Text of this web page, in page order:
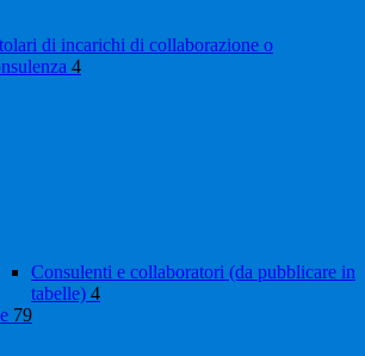
di incarichi di collaborazione o
4
Consulenti e collaboratori (da pubblicare in
tabelle) 4
79